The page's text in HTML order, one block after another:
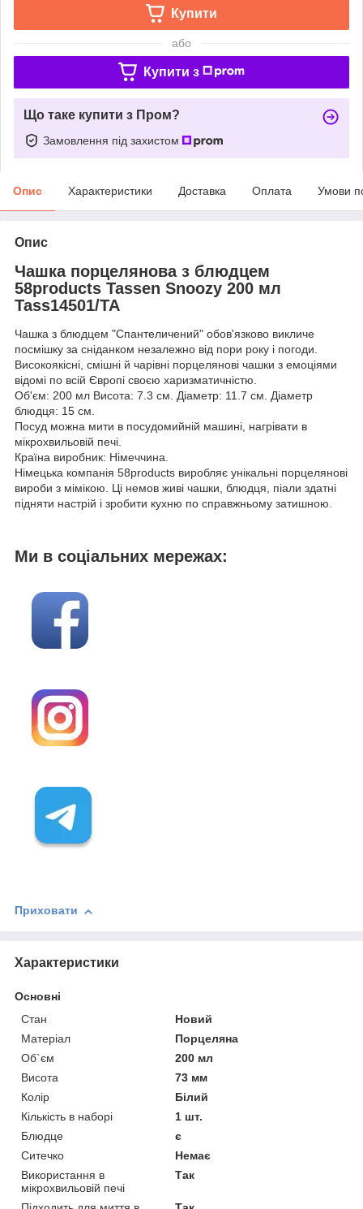
Купити
або
Купити з
Що таке купити з Пром?
Замовлення під захистом
Опис Характеристики Доставка Оплата Умови
Опис
Чашка порцелянова з блюдцем
58products Tassen Snoozy 200 мл
Tass14501/TA
Чашка з блюдцем "Спантеличений" обов'язково викличе
посмішку за сніданком незалежно від пори року і погоди.
Високоякісні, смішні й чарівні порцелянові чашки з емоціями
відомі по всій Європі своєю харизматичністю.
Об'єм: 200 мл Висота: 7.3 см. Діаметр: 11.7 см. Діаметр
блюдця: 15 см.
Посуд можна мити в посудомийній машині, нагрівати в
мікрохвильовій печі.
Країна виробник: Німеччина.
Німецька компанія 58products виробляє унікальні порцелянові
вироби з мімікою. Ці немов живі чашки, блюдця, піали здатні
підняти настрій і зробити кухню по справжньому затишною.
Ми в соціальних мережах:
Приховати
Характеристики
Основні
Стан
Новий
Матеріал
Порцеляна
Об`єм
200 мл
Висота
73 мм
Колір
Білий
Кількість в наборі
1 шт.
Блюдце
є
Ситечко
Немає
Використання в
мікрохвильовій печі
Так